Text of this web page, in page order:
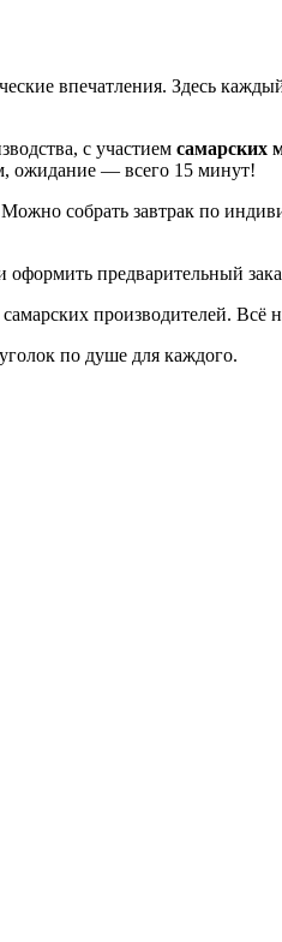
впечатления. Здесь
с участием самарских
ожидание — всего 15 минут!
собрать завтрак по
предварительный
производителей. Всё
по душе для каждого.